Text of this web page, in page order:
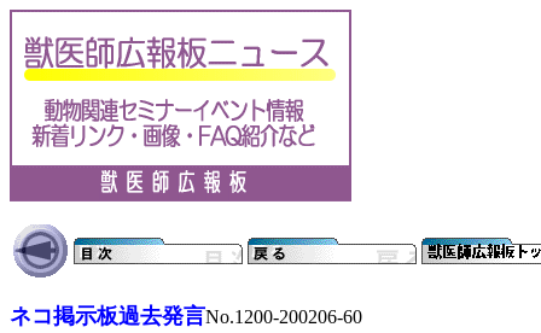
ネコ掲示板過去発言No.1200-200206-60